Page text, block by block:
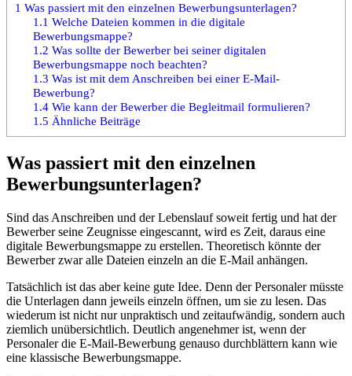
1 Was passiert mit den einzelnen Bewerbungsunterlagen?
1.1 Welche Dateien kommen in die digitale
Bewerbungsmappe?
1.2 Was sollte der Bewerber bei seiner digitalen
Bewerbungsmappe noch beachten?
1.3 Was ist mit dem Anschreiben bei einer E-Mail-
Bewerbung?
1.4Wie kann der Bewerber die Begleitmail formulieren?
1.5 Ähnliche Beiträge
Was passiert mit den einzelnen
Bewerbungsunterlagen?
Sind das Anschreiben und der Lebenslauf soweit fertig und hat der
Bewerber seine Zeugnisse eingescannt, wird es Zeit, daraus eine
digitale Bewerbungsmappe zu erstellen. Theoretisch könnte der
Bewerber zwar alle Dateien einzeln an die E-Mail anhängen.
Tatsächlich ist das aber keine gute Idee. Denn der Personaler müsste
die Unterlagen dann jeweils einzeln öffnen, um sie zu lesen. Das
wiederum ist nicht nur unpraktisch und zeitaufwändig, sondern auch
ziemlich unübersichtlich. Deutlich angenehmer ist, wenn der
Personaler die E-Mail-Bewerbung genauso durchblättern kann wie
eine klassische Bewerbungsmappe.